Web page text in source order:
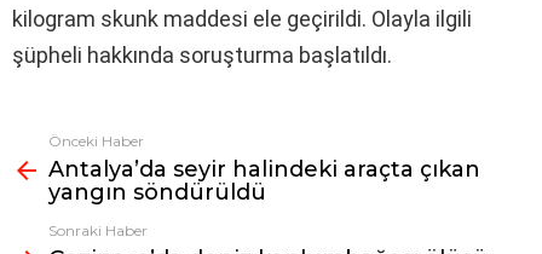
kilogram skunk maddesi ele geçirildi. Olayla ilgili
şüpheli hakkında soruşturma başlatıldı.
Fazlasına
bak
Önceki Haber
Antalya’da seyir halindeki araçta çıkan
yangın söndürüldü
Sonraki Haber